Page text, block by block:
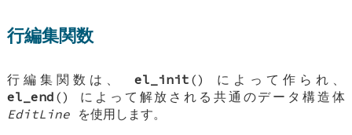
行編集関数
行編集関数は、 el_init () によって作られ、
el_end () によって解放される共通のデータ構造体
EditLine を使用します。